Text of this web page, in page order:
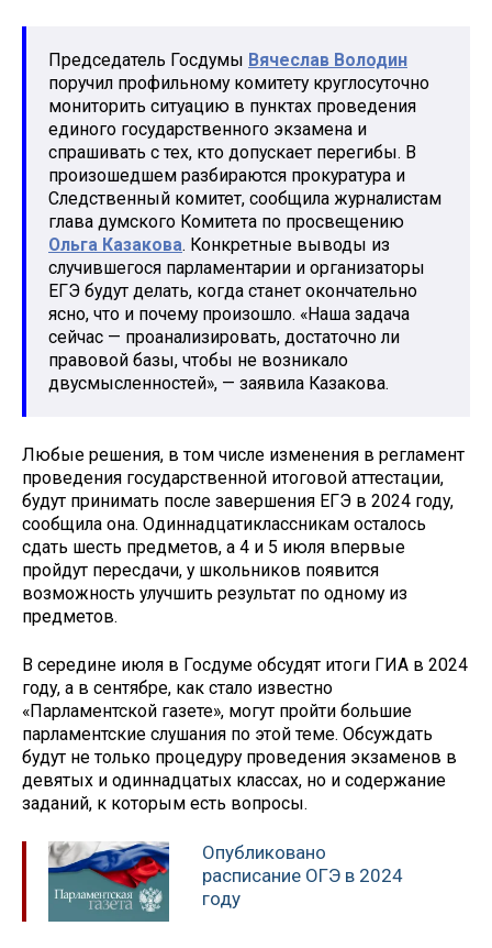
Председатель Госдумы Вячеслав Володин
поручил профильному комитету круглосуточно
мониторить ситуацию в пунктах проведения
единого государственного экзамена и
спрашивать с тех, кто допускает перегибы. В
произошедшем разбираются прокуратура и
Следственный комитет, сообщила журналистам
глава думского Комитета по просвещению
Ольга Казакова. Конкретные выводы из
случившегося парламентарии и организаторы
ЕГЭ будут делать, когда станет окончательно
ясно, что и почему произошло. «Наша задача
сейчас — проанализировать, достаточно ли
правовой базы, чтобы не возникало
двусмысленностей», — заявила Казакова.
Любые решения, в том числе изменения в регламент
проведения государственной итоговой аттестации,
будут принимать после завершения ЕГЭ в 2024 году,
сообщила она. Одиннадцатиклассникам осталось
сдать шесть предметов, а 4 и 5 июля впервые
пройдут пересдачи, у школьников появится
возможность улучшить результат по одному из
предметов.
В середине июля в Госдуме обсудят итоги ГИА в 2024
году, а в сентябре, как стало известно
«Парламентской газете», могут пройти большие
парламентские слушания по этой теме. Обсуждать
будут не только процедуру проведения экзаменов в
девятых и одиннадцатых классах, но и содержание
заданий, к которым есть вопросы.
Опубликовано
расписание ОГЭ в 2024
году